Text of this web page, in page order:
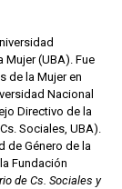
Mujer (UBA). Fue
de la Mujer en
Nacional
Directivo de la
Sociales, UBA).
de Género de la
Fundación
de Cs. Sociales y